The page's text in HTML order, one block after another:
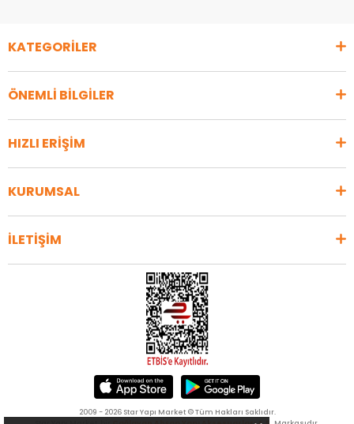
KATEGORİLER
ÖNEMLİ BİLGİLER
HIZLI ERİŞİM
KURUMSAL
İLETİŞİM
2009 - 2026 Star Yapı Market © Tüm Hakları Saklıdır.